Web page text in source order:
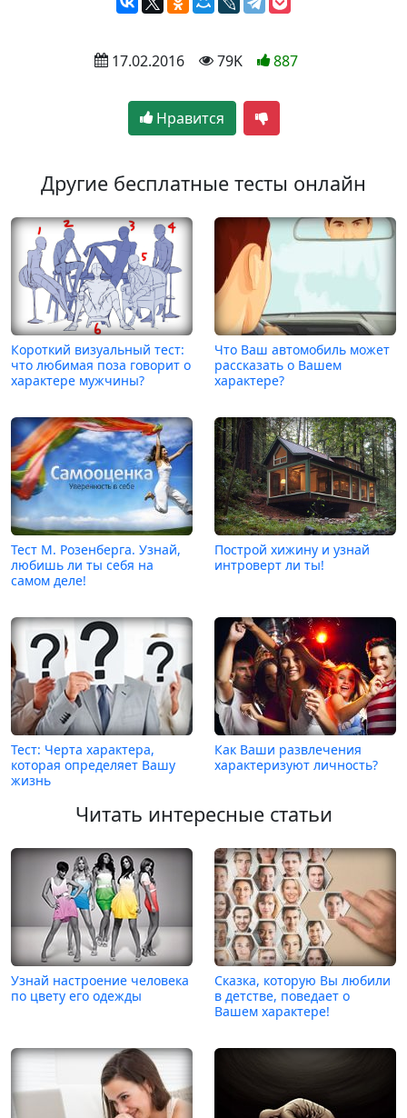
17.02.2016 79K 887
Нравится
Другие бесплатные тесты онлайн
Короткий визуальный тест:
что любимая поза говорит о
характере мужчины?
Что Ваш автомобиль может
рассказать о Вашем
характере?
Тест М. Розенберга. Узнай,
любишь ли ты себя на
самом деле!
Построй хижину и узнай
интроверт ли ты!
Тест: Черта характера,
которая определяет Вашу
жизнь
Как Ваши развлечения
характеризуют личность?
Читать интересные статьи
Узнай настроение человека
по цвету его одежды
Сказка, которую Вы любили
в детстве, поведает о
Вашем характере!